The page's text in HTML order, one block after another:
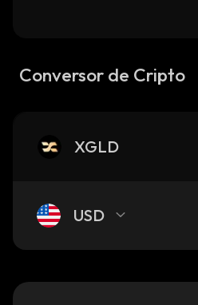
Conversor de Cripto
XGLD
USD